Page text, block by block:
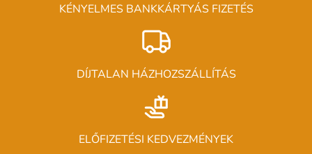
KÉNYELMES BANKKÁRTYÁS FIZETÉS
DÍJTALAN HÁZHOZSZÁLLÍTÁS
ELŐFIZETÉSI KEDVEZMÉNYEK